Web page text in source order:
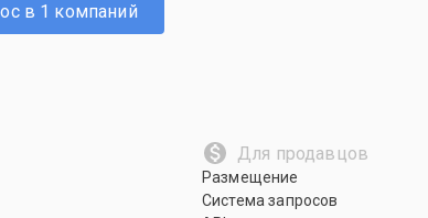
в 1 компаний
Для продавцов
Размещение
Система запросов